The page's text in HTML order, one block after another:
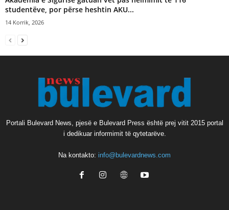
studentëve, por përse heshtin AKU...
14 Korrik, 2026
Portali Bulevard News, pjesë e Bulevard Press është prej vitit 2015 portal
i dedikuar informimit të qytetarëve.
Na kontakto: info@bulevardnews.com